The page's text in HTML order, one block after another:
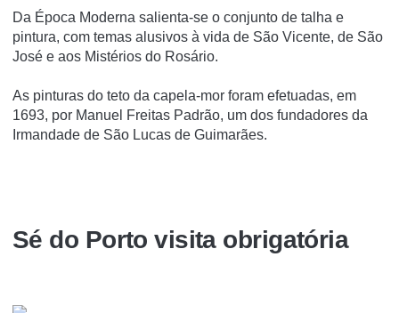
Da Época Moderna salienta-se o conjunto de talha e
pintura, com temas alusivos à vida de São Vicente, de São
José e aos Mistérios do Rosário.
As pinturas do teto da capela-mor foram efetuadas, em
1693, por Manuel Freitas Padrão, um dos fundadores da
Irmandade de São Lucas de Guimarães.
Sé do Porto visita obrigatória